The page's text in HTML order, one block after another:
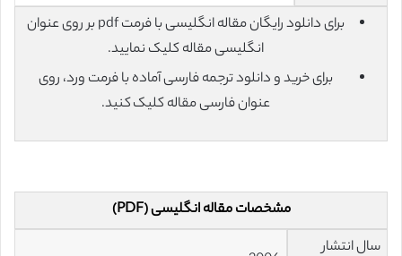
برای دانلود رایگان مقاله انگلیسی با فرمت pdf بر روی عنوان
انگلیسی مقاله کلیک نمایید.
برای خرید و دانلود ترجمه فارسی آماده با فرمت ورد، روی
عنوان فارسی مقاله کلیک کنید.
مشخصات مقاله انگلیسی (PDF)
سال انتشار